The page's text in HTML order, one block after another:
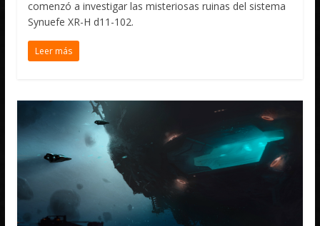
comenzó a investigar las misteriosas ruinas del sistema
Synuefe XR-H d11-102.
Leer más